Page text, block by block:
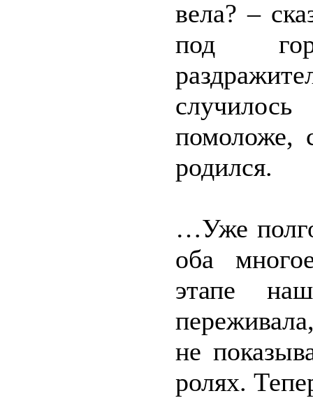
вела? –
под
помоложе,
родился.
…Уже
оба
этапе
не
ролях.